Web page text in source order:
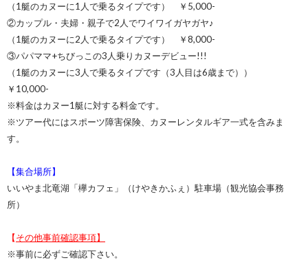
（1艇のカヌーに1人で乗るタイプです） ￥5,000-
②カップル・夫婦・親子で2人でワイワイガヤガヤ♪
（1艇のカヌーに2人で乗るタイプです） ￥8,000-
③パパママ+ちびっこの3人乗りカヌーデビュー!!!
（1艇のカヌーに3人で乗るタイプです（3人目は6歳まで））
￥10,000-
※料金はカヌー1艇に対する料金です。
※ツアー代にはスポーツ障害保険、カヌーレンタルギア一式を含みま
す。
【集合場所】
いいやま北竜湖「欅カフェ」（けやきかふぇ）駐車場（観光協会事務
所）
【その他事前確認事項】
※事前に必ずご確認下さい。